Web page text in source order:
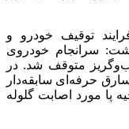
توقیف خودرو و
سرانجام خودروی
متوقف شد. در
سارق حرفه‌ای سابقه‌دار
پا مورد اصابت گلوله